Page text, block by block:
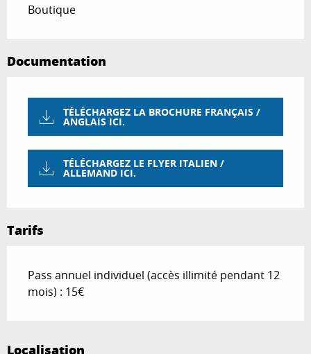
Boutique
Documentation
TÉLÉCHARGEZ LA BROCHURE FRANÇAIS /
ANGLAIS ICI.
TÉLÉCHARGEZ LE FLYER ITALIEN /
ALLEMAND ICI.
Tarifs
Pass annuel individuel (accès illimité pendant 12
mois) : 15€
Localisation